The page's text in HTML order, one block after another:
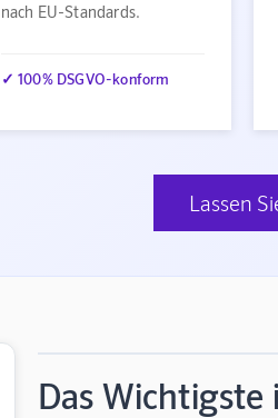
nach EU-Standards.
✓ 100% DSGVO-konform
Lassen
Das Wichtigste